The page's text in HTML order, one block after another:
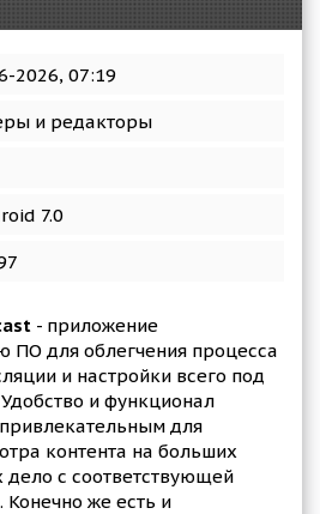
2026, 07:19
и редакторы
7.0
- приложение
для облегчения процесса
и настройки всего под
и функционал
для
контента на больших
с соответствующей
Конечно же есть и